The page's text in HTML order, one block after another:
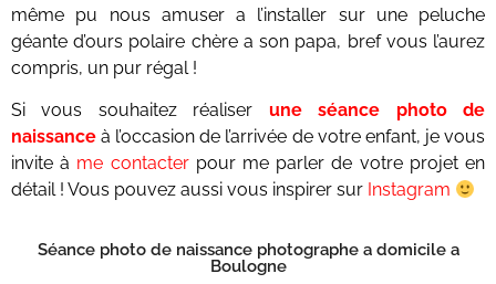
même pu nous amuser a l’installer sur une peluche
géante d’ours polaire chère a son papa, bref vous l’aurez
compris, un pur régal !
Si vous souhaitez réaliser
une séance photo de
naissance à l’occasion de l’arrivée de votre enfant, je vous
invite à me contacterpour me parler de votre projet en
détail ! Vous pouvez aussi vous inspirer sur Instagram
Séance photo de naissance photographe a domicile a
Boulogne